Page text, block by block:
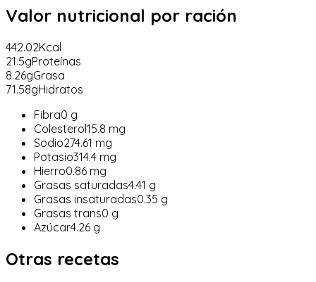
Valor nutricional por ración
442.02Kcal
21.5gProteínas
8.26gGrasa
71.58gHidratos
Fibra0 g
Colesterol15.8 mg
Sodio274.61 mg
Potasio314.4 mg
Hierro0.86 mg
Grasas saturadas4.41 g
Grasas insaturadas0.35 g
Grasas trans0 g
Azúcar4.26 g
Otras recetas